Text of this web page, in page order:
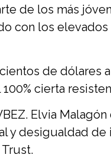
de los más
con los
de dólares
cierta
Elvia
y desigualdad